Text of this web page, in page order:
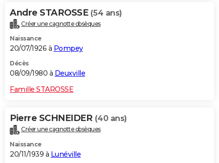
Andre STAROSSE (54 ans)
Créer une cagnotte obsèques
Naissance
20/07/1926 à Pompey
Décès
08/09/1980 à Deuxville
Famille STAROSSE
Pierre SCHNEIDER (40 ans)
Créer une cagnotte obsèques
Naissance
20/11/1939 à Lunéville